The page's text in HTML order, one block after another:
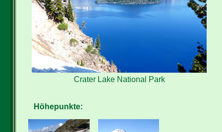
Crater Lake National Park
Höhepunkte: